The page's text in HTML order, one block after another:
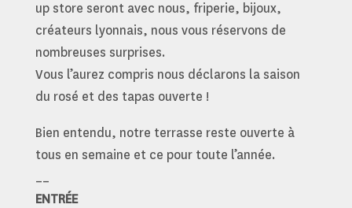
up store seront avec nous, friperie, bijoux,
créateurs lyonnais, nous vous réservons de
nombreuses surprises.
Vous l’aurez compris nous déclarons la saison
du rosé et des tapas ouverte !
Bien entendu, notre terrasse reste ouverte à
tous en semaine et ce pour toute l’année.
ENTRÉE